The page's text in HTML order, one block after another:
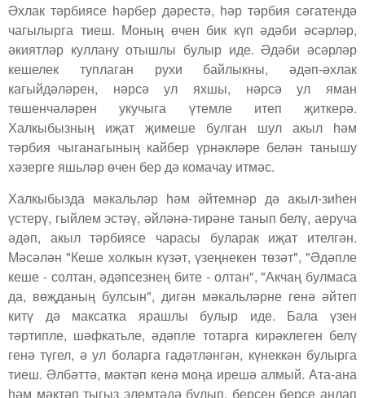
Әхлак тәрбиясе һәрбер дәрестә, һәр тәрбия сәгатендә
чагылырга тиеш. Моның өчен бик күп әдәби әсәрләр,
әкиятләр куллану отышлы булыр иде. Әдәби әсәрләр
кешелек туплаган рухи байлыкны, әдәп-әхлак
кагыйдәләрен, нәрсә ул яхшы, нәрсә ул яман
төшенчәләрен укучыга үтемле итеп җиткерә.
Халкыбызның иҗат җимеше булган шул акыл һәм
тәрбия чыганагының кайбер үрнәкләре белән танышу
хәзерге яшьләр өчен бер дә комачау итмәс.
Халкыбызда мәкальләр һәм әйтемнәр дә акыл-зиһен
үстерү, гыйлем эстәү, әйләнә-тирәне танып белү, аеруча
әдәп, акыл тәрбиясе чарасы буларак иҗат ителгән.
Мәсәлән "Кеше холкын күзәт, үзеңнекен төзәт", "Әдәпле
кеше - солтан, әдәпсезнең бите - олтан", "Акчаң булмаса
да, вөҗданың булсын", дигән мәкальләрне генә әйтеп
китү дә максатка ярашлы булыр иде. Бала үзен
тәртипле, шәфкатьле, әдәпле тотарга кирәклеген белү
генә түгел, ә ул боларга гадәтләнгән, күнеккән булырга
тиеш. Әлбәттә, мәктәп кенә моңа ирешә алмый. Ата-ана
һәм мәктәп тыгыз элемтәдә булып, берсен берсе аңлап